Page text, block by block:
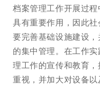
档案管理工作开展过
具有重要作用，因此
要完善基础设施建设
的集中管理。在工作
理工作的宣传和教育
重视，并加大对设备